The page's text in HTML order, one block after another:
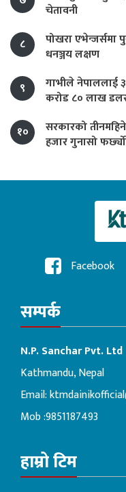
चेतावनी
८
पोखरा एभेन्जर्समा
धनञ्जय लक्षण
९
गाभीले नेपाललाई
करोड ८० लाख
१०
सरकारको तीनमहिने
हजार गुनासो
Facebook
सम्पर्क
N.P. Sanchar Pvt. Ltd
Kathmandu, Nepal
Email:
Mob :9851187493
हाम्रो टिम